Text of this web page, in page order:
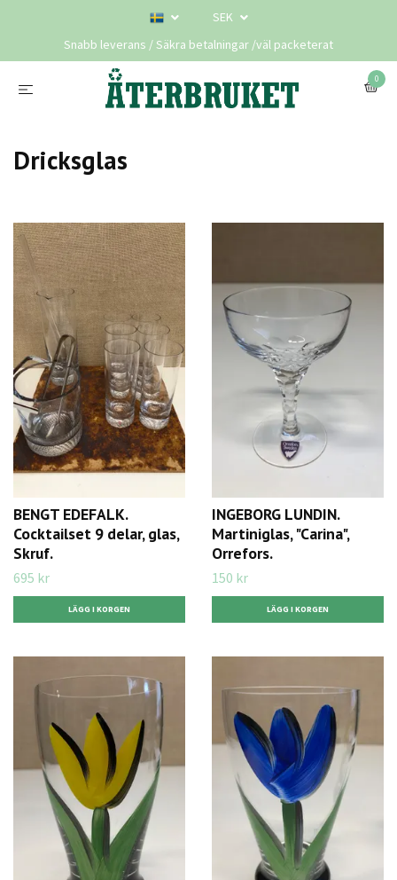
SEK
Snabb leverans / Säkra betalningar /väl packeterat
0
Dricksglas
BENGT EDEFALK.
Cocktailset 9 delar, glas,
Skruf.
695 kr
INGEBORG LUNDIN.
Martiniglas, "Carina",
Orrefors.
150 kr